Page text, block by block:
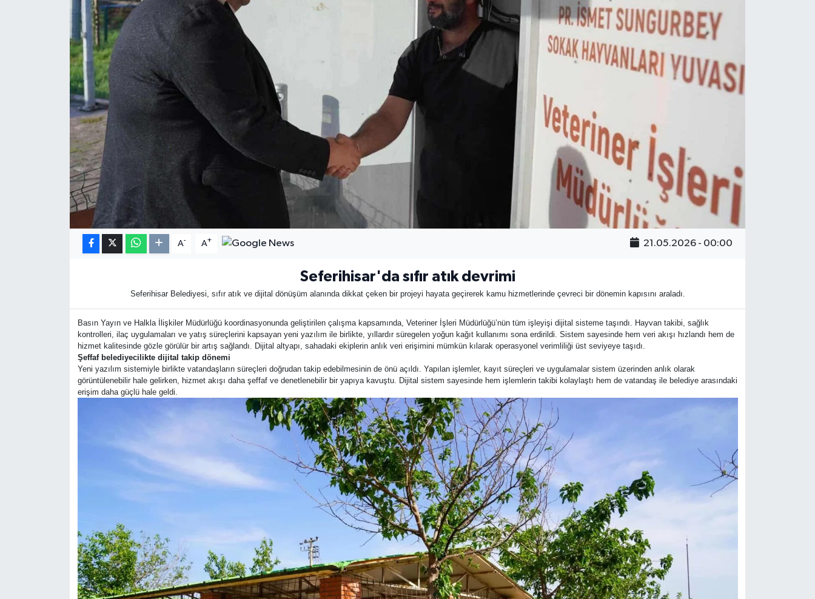
A- A+ 21.05.2026 - 00:00
Seferihisar'da sıfır atık devrimi
Seferihisar Belediyesi, sıfır atık ve dijital dönüşüm alanında dikkat çeken bir projeyi hayata geçirerek kamu hizmetlerinde çevreci bir dönemin kapısını araladı.
Basın Yayın ve Halkla İlişkiler Müdürlüğü koordinasyonunda geliştirilen çalışma kapsamında, Veteriner İşleri Müdürlüğü’nün tüm işleyişi dijital sisteme taşındı. Hayvan takibi, sağlık
kontrolleri, ilaç uygulamaları ve yatış süreçlerini kapsayan yeni yazılım ile birlikte, yıllardır süregelen yoğun kağıt kullanımı sona erdirildi. Sistem sayesinde hem veri akışı hızlandı hem de
hizmet kalitesinde gözle görülür bir artış sağlandı. Dijital altyapı, sahadaki ekiplerin anlık veri erişimini mümkün kılarak operasyonel verimliliği üst seviyeye taşıdı.
Şeffaf belediyecilikte dijital takip dönemi
Yeni yazılım sistemiyle birlikte vatandaşların süreçleri doğrudan takip edebilmesinin de önü açıldı. Yapılan işlemler, kayıt süreçleri ve uygulamalar sistem üzerinden anlık olarak
görüntülenebilir hale gelirken, hizmet akışı daha şeffaf ve denetlenebilir bir yapıya kavuştu. Dijital sistem sayesinde hem işlemlerin takibi kolaylaştı hem de vatandaş ile belediye arasındaki
erişim daha güçlü hale geldi.
Resmi Reklam
Röportajlar